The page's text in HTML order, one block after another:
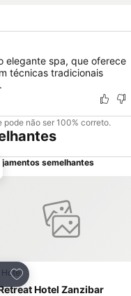
elegante spa, que oferece
técnicas tradicionais
pode não ser 100% correto.
semelhantes
Adicionar aos favoritos
Hotel
Hotel Zanzibar